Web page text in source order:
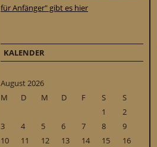
für Anfänger" gibt es hier
KALENDER
August 2026
M
D M D F S
S
1
2
3
4 5 6 7 8
9
10
11 12 13 14 15
16